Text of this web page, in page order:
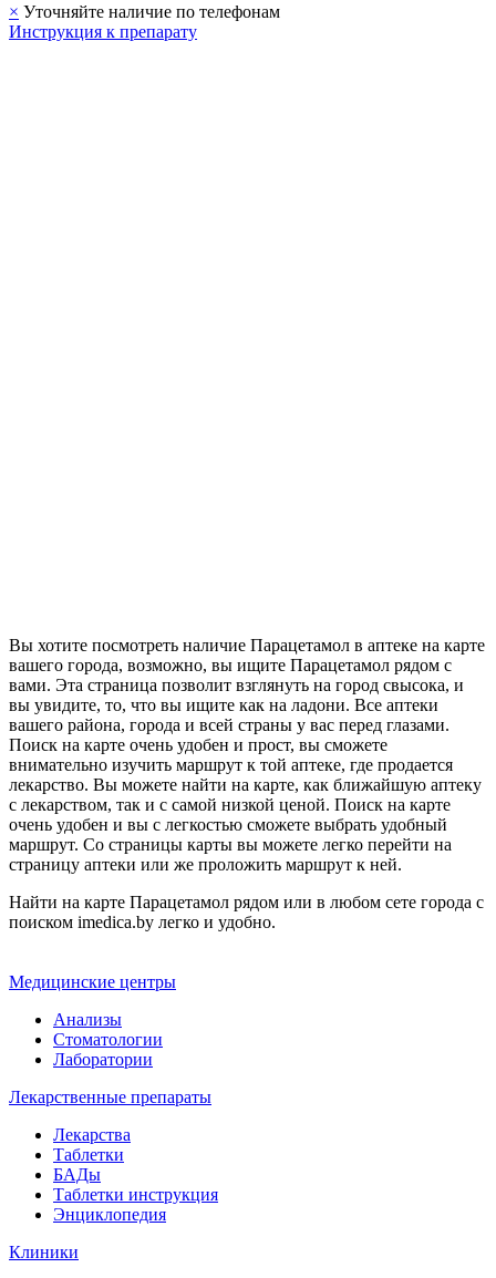
× Уточняйте наличие по телефонам
Инструкция к препарату
Вы хотите посмотреть наличие Парацетамол в аптеке на карте
вашего города, возможно, вы ищите Парацетамол рядом с
вами. Эта страница позволит взглянуть на город свысока, и
вы увидите, то, что вы ищите как на ладони. Все аптеки
вашего района, города и всей страны у вас перед глазами.
Поиск на карте очень удобен и прост, вы сможете
внимательно изучить маршрут к той аптеке, где продается
лекарство. Вы можете найти на карте, как ближайшую аптеку
с лекарством, так и с самой низкой ценой. Поиск на карте
очень удобен и вы с легкостью сможете выбрать удобный
маршрут. Со страницы карты вы можете легко перейти на
страницу аптеки или же проложить маршрут к ней.
Найти на карте Парацетамол рядом или в любом сете города с
поиском imedica.by легко и удобно.
Медицинские центры
Анализы
Стоматологии
Лаборатории
Лекарственные препараты
Лекарства
Таблетки
БАДы
Таблетки инструкция
Энциклопедия
Клиники